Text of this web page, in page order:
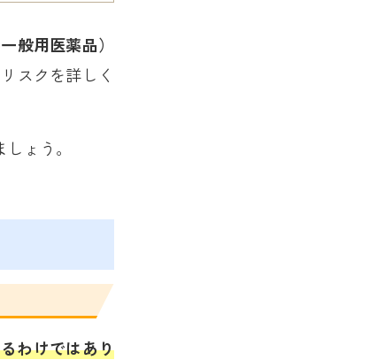
般用医薬品）
スクを詳しく
ょう。
わけではあり